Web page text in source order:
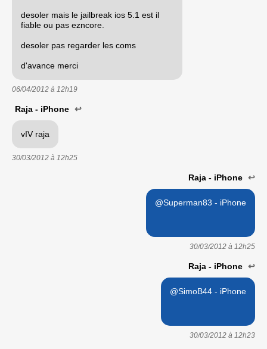
desoler mais le jailbreak ios 5.1 est il
fiable ou pas ezncore.
desoler pas regarder les coms
d'avance merci
06/04/2012 à 12h19
Raja - iPhone ↩
vIV raja
30/03/2012 à 12h25
Raja - iPhone ↩
@Superman83 - iPhone
30/03/2012 à 12h25
Raja - iPhone ↩
@SimoB44 - iPhone
30/03/2012 à 12h23